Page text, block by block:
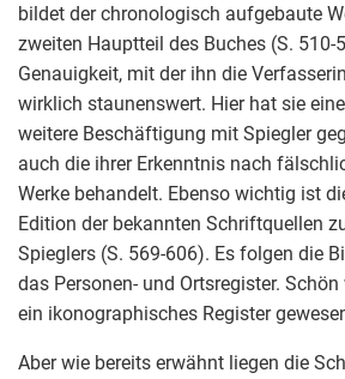
bildet der chronologisch aufgebaute
zweiten Hauptteil des Buches (S. 510-
Genauigkeit, mit der ihn die
wirklich staunenswert. Hier hat sie
weitere Beschäftigung mit Spiegler
auch die ihrer Erkenntnis nach
Werke behandelt. Ebenso wichtig ist
Edition der bekannten Schriftquellen
Spieglers (S. 569-606). Es folgen die
das Personen- und Ortsregister.
ein ikonographisches Register
Aber wie bereits erwähnt liegen die